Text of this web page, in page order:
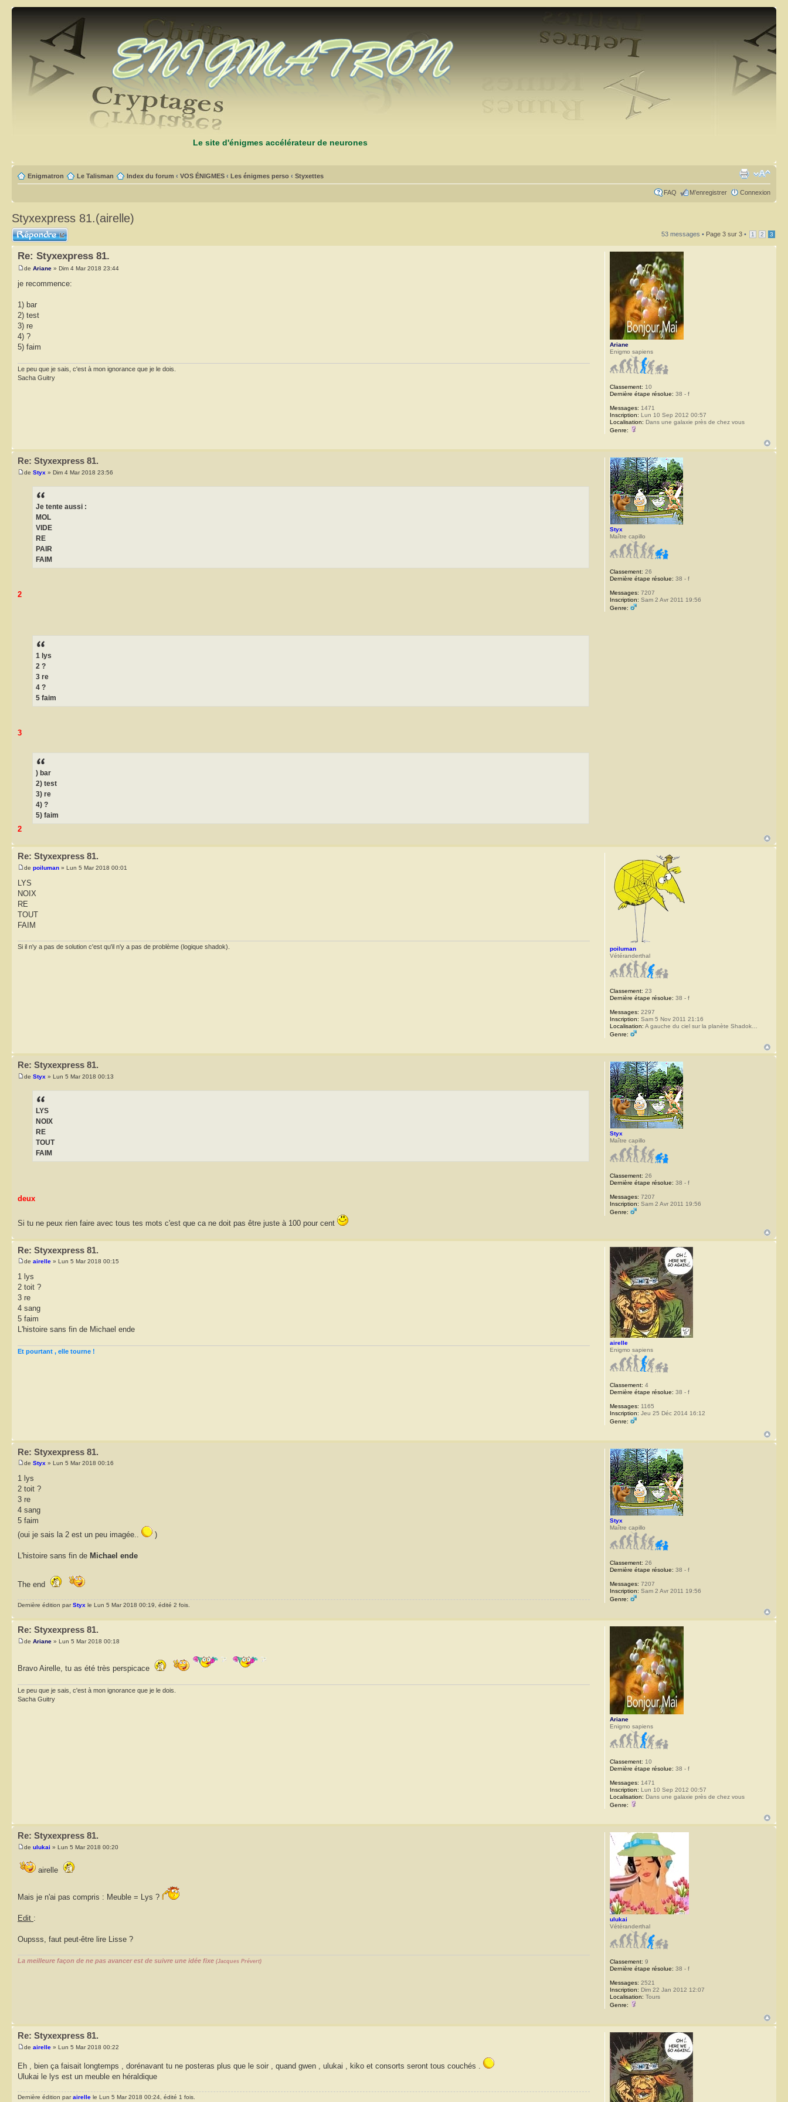
Le site d'énigmes accélérateur de neurones
Enigmatron Le Talisman Index du forum ‹ VOS ÉNIGMES ‹ Les énigmes perso ‹ Styxettes
FAQ M’enregistrer Connexion
Styxexpress 81.(airelle)
Répondre 53 messages • Page 3 sur 3 • 1 2 3
Re: Styxexpress 81.
de Ariane » Dim 4 Mar 2018 23:44
je recommence:
1) bar
2) test
3) re
4) ?
5) faim
Le peu que je sais, c'est à mon ignorance que je le dois.
Sacha Guitry
Ariane
Enigmo sapiens
Classement: 10
Dernière étape résolue: 38 - f
Messages: 1471
Inscription: Lun 10 Sep 2012 00:57
Localisation: Dans une galaxie près de chez vous
Genre:
Re: Styxexpress 81.
de Styx » Dim 4 Mar 2018 23:56
Je tente aussi :
MOL
VIDE
RE
PAIR
FAIM
2
1 lys
2 ?
3 re
4 ?
5 faim
3
) bar
2) test
3) re
4) ?
5) faim
2
Styx
Maître capillo
Classement: 26
Dernière étape résolue: 38 - f
Messages: 7207
Inscription: Sam 2 Avr 2011 19:56
Genre:
Re: Styxexpress 81.
de poiluman » Lun 5 Mar 2018 00:01
LYS
NOIX
RE
TOUT
FAIM
Si il n'y a pas de solution c'est qu'il n'y a pas de problème (logique shadok).
poiluman
Vétéranderthal
Classement: 23
Dernière étape résolue: 38 - f
Messages: 2297
Inscription: Sam 5 Nov 2011 21:16
Localisation: A gauche du ciel sur la planète Shadok…
Genre:
Re: Styxexpress 81.
de Styx » Lun 5 Mar 2018 00:13
LYS
NOIX
RE
TOUT
FAIM
deux
Si tu ne peux rien faire avec tous tes mots c'est que ca ne doit pas être juste à 100 pour cent
Styx
Maître capillo
Classement: 26
Dernière étape résolue: 38 - f
Messages: 7207
Inscription: Sam 2 Avr 2011 19:56
Genre:
Re: Styxexpress 81.
de airelle » Lun 5 Mar 2018 00:15
1 lys
2 toit ?
3 re
4 sang
5 faim
L'histoire sans fin de Michael ende
Et pourtant , elle tourne !
airelle
Enigmo sapiens
Classement: 4
Dernière étape résolue: 38 - f
Messages: 1165
Inscription: Jeu 25 Déc 2014 16:12
Genre:
Re: Styxexpress 81.
de Styx » Lun 5 Mar 2018 00:16
1 lys
2 toit ?
3 re
4 sang
5 faim
(oui je sais la 2 est un peu imagée..
)
L'histoire sans fin de Michael ende
The end
Dernière édition parStyx le Lun 5 Mar 2018 00:19, édité 2 fois.
Styx
Maître capillo
Classement: 26
Dernière étape résolue: 38 - f
Messages: 7207
Inscription: Sam 2 Avr 2011 19:56
Genre:
Re: Styxexpress 81.
de Ariane » Lun 5 Mar 2018 00:18
Bravo Airelle, tu as été très perspicace
Le peu que je sais, c'est à mon ignorance que je le dois.
Sacha Guitry
Ariane
Enigmo sapiens
Classement: 10
Dernière étape résolue: 38 - f
Messages: 1471
Inscription: Lun 10 Sep 2012 00:57
Localisation: Dans une galaxie près de chez vous
Genre:
Re: Styxexpress 81.
de ulukai » Lun 5 Mar 2018 00:20
airelle
Mais je n'ai pas compris : Meuble = Lys ?
Edit :
Oupsss, faut peut-être lire Lisse ?
La meilleure façon de ne pas avancer est de suivre une idée fixe (Jacques Prévert)
ulukai
Vétéranderthal
Classement: 9
Dernière étape résolue: 38 - f
Messages: 2521
Inscription: Dim 22 Jan 2012 12:07
Localisation: Tours
Genre:
Re: Styxexpress 81.
de airelle » Lun 5 Mar 2018 00:22
Eh , bien ça faisait longtemps , dorénavant tu ne posteras plus que le soir , quand gwen , ulukai , kiko et consorts seront tous couchés .
Ulukai le lys est un meuble en héraldique
Dernière édition parairelle le Lun 5 Mar 2018 00:24, édité 1 fois.